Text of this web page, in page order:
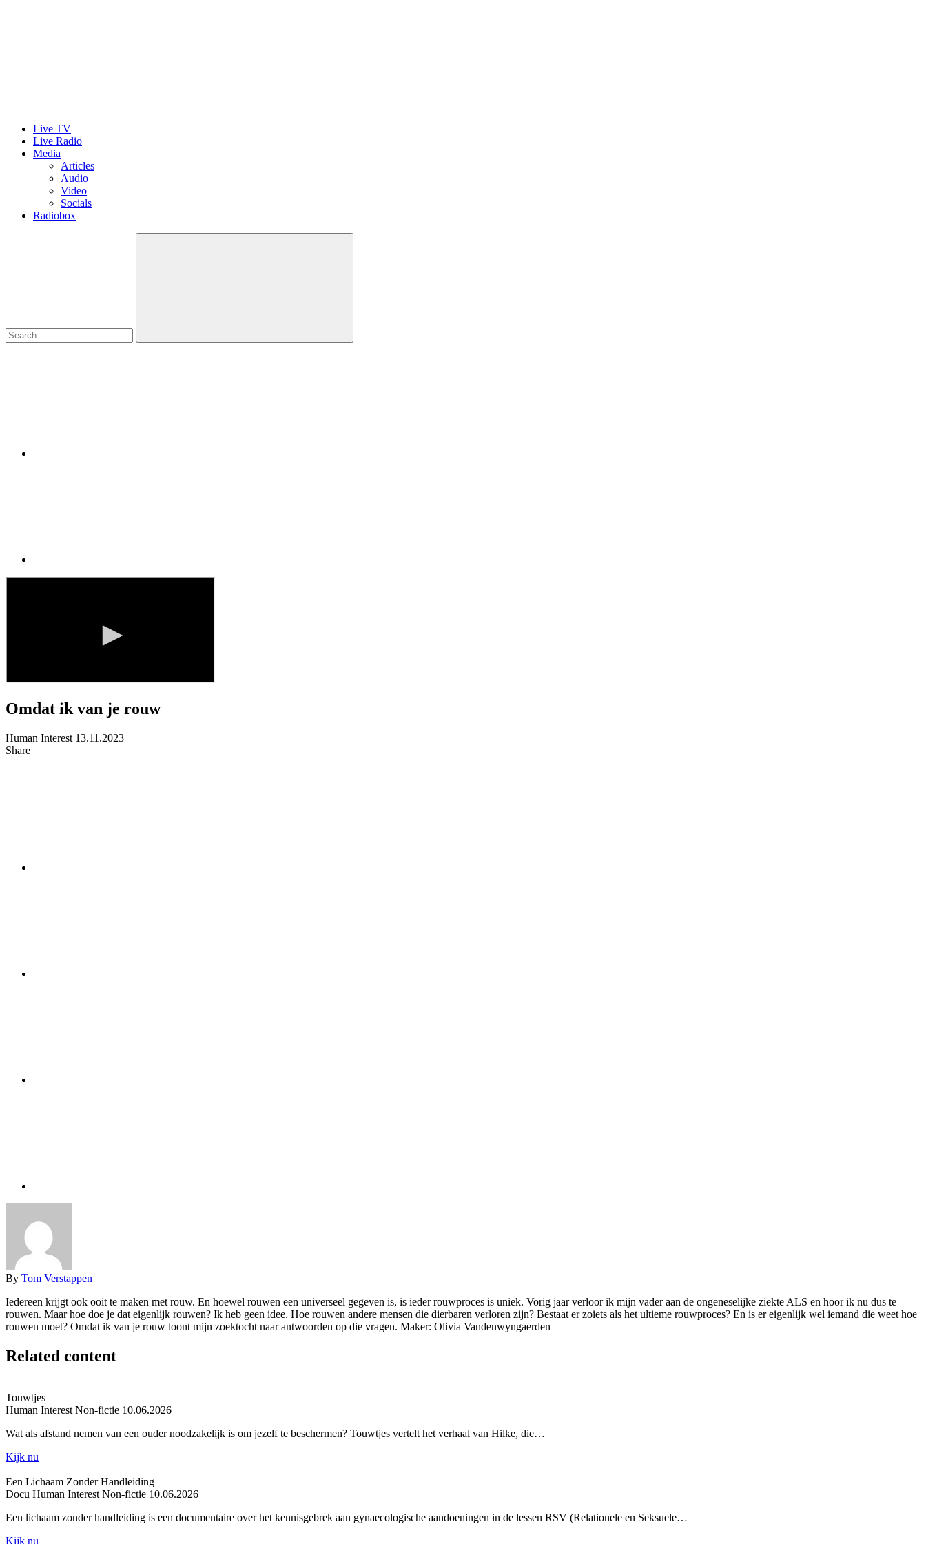
Live TV
Live Radio
Media
Articles
Audio
Video
Socials
Radiobox
Omdat ik van je rouw
Human Interest 13.11.2023
Share
By Tom Verstappen
Iedereen krijgt ook ooit te maken met rouw. En hoewel rouwen een universeel gegeven is, is ieder rouwproces is uniek. Vorig jaar verloor ik mijn vader aan de ongeneselijke ziekte ALS en hoor ik nu dus te
rouwen. Maar hoe doe je dat eigenlijk rouwen? Ik heb geen idee. Hoe rouwen andere mensen die dierbaren verloren zijn? Bestaat er zoiets als het ultieme rouwproces? En is er eigenlijk wel iemand die weet hoe
rouwen moet? Omdat ik van je rouw toont mijn zoektocht naar antwoorden op die vragen. Maker: Olivia Vandenwyngaerden
Related content
Touwtjes
Human Interest Non-fictie 10.06.2026
Wat als afstand nemen van een ouder noodzakelijk is om jezelf te beschermen? Touwtjes vertelt het verhaal van Hilke, die…
Kijk nu
Een Lichaam Zonder Handleiding
Docu Human Interest Non-fictie 10.06.2026
Een lichaam zonder handleiding is een documentaire over het kennisgebrek aan gynaecologische aandoeningen in de lessen RSV (Relationele en Seksuele…
Kijk nu